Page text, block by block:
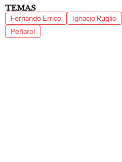
TEMAS
Fernando Errico Ignacio Ruglio
Peñarol